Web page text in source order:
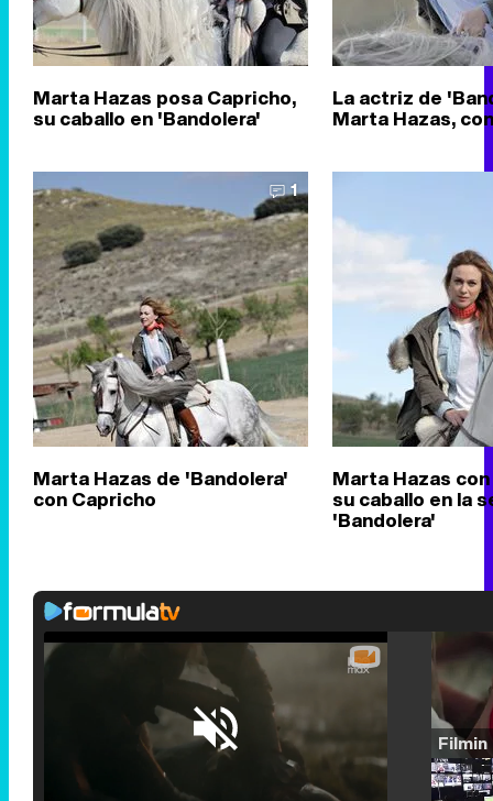
Marta Hazas posa Capricho,
su caballo en 'Bandolera'
La actriz de
Marta Hazas,
1
Marta Hazas de 'Bandolera'
con Capricho
Marta Hazas
su caballo en la
'Bandolera'